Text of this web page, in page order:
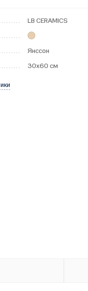
LB CERAMICS
Янссон
30x60 см